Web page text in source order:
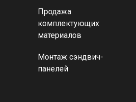
Продажа
комплектующих
материалов
Монтаж сэндвич-
панелей